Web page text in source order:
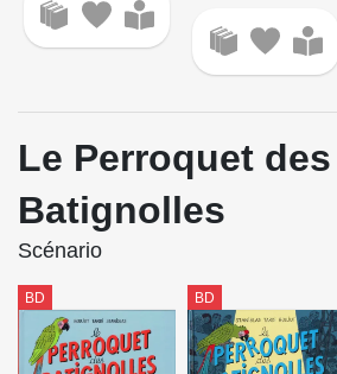
Le Perroquet des
Batignolles
Scénario
BD BD